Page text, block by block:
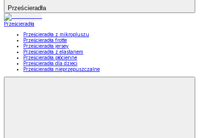
Prześcieradła
Prześcieradła
Prześcieradła z mikropluszu
Prześcieradła frotte
Prześcieradła jersey
Prześcieradła z elastanem
Prześcieradła płócienne
Prześcieradła dla dzieci
Prześcieradła nieprzepuszczalne